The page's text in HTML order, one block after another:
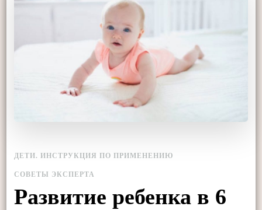
ДЕТИ. ИНСТРУКЦИЯ ПО ПРИМЕНЕНИЮ
СОВЕТЫ ЭКСПЕРТА
Развитие ребенка в 6